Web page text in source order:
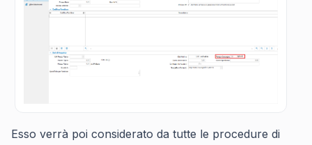
Esso verrà poi considerato da tutte le procedure di